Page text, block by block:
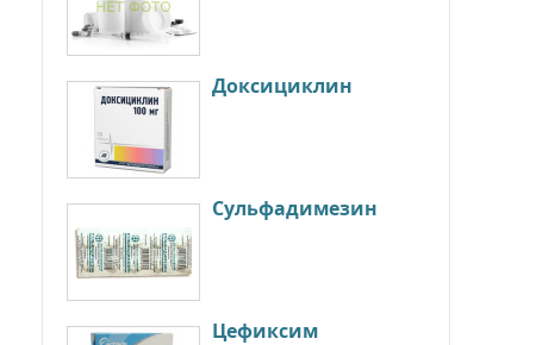
Доксициклин
Сульфадимезин
Цефиксим